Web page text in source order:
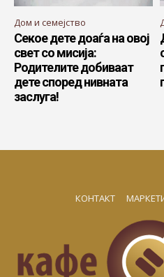
Дом и семејство
Секое дете доаѓа на овој
свет со мисија:
Родителите добиваат
дете според нивната
заслуга!
КОНТАКТ